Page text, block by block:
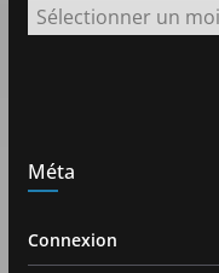
Archives
Méta
Connexion